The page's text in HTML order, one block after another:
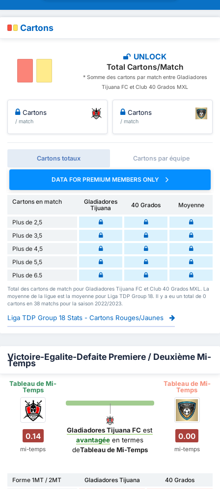
Cartons
UNLOCK
Total Cartons/Match
* Somme des cartons par match entre Gladiadores
Tijuana FC et Club 40 Grados MXL
Cartons
/ match
Cartons
/ match
Cartons totaux Cartons par équipe
DATA FOR PREMIUM MEMBERS ONLY
Cartons en match
Gladiadores
Tijuana
40 Grados Moyenne
Plus de 2,5
Plus de 3,5
Plus de 4,5
Plus de 5,5
Plus de 6.5
Total des cartons de match pour Gladiadores Tijuana FC et Club 40 Grados MXL. La
moyenne de la ligue est la moyenne pour Liga TDP Group 18. Il y a eu un total de 0
cartons en 38 matchs pour la saison 2022/2023.
Liga TDP Group 18 Stats - Cartons Rouges/Jaunes
Victoire-Egalite-Defaite Premiere / Deuxième Mi-
Temps
Tableau de Mi-
Temps
Tableau de Mi-
Temps
0.14
mi-temps
Gladiadores Tijuana FC est
avantagée en termes
deTableau de Mi-Temps
0.00
mi-temps
Forme 1MT / 2MT Gladiadores Tijuana
40 Grados